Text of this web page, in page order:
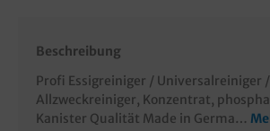
Beschreibung
Profi Essigreiniger / Universalreiniger /
Allzweckreiniger, Konzentrat,
Kanister Qualität Made in Germa…